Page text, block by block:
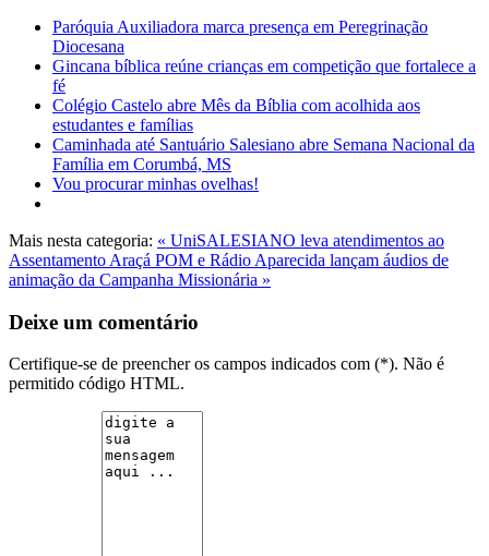
Paróquia Auxiliadora marca presença em Peregrinação
Diocesana
Gincana bíblica reúne crianças em competição que fortalece a
fé
Colégio Castelo abre Mês da Bíblia com acolhida aos
estudantes e famílias
Caminhada até Santuário Salesiano abre Semana Nacional da
Família em Corumbá, MS
Vou procurar minhas ovelhas!
Mais nesta categoria: « UniSALESIANO leva atendimentos ao
Assentamento Araçá POM e Rádio Aparecida lançam áudios de
animação da Campanha Missionária »
Deixe um comentário
Certifique-se de preencher os campos indicados com (*). Não é
permitido código HTML.